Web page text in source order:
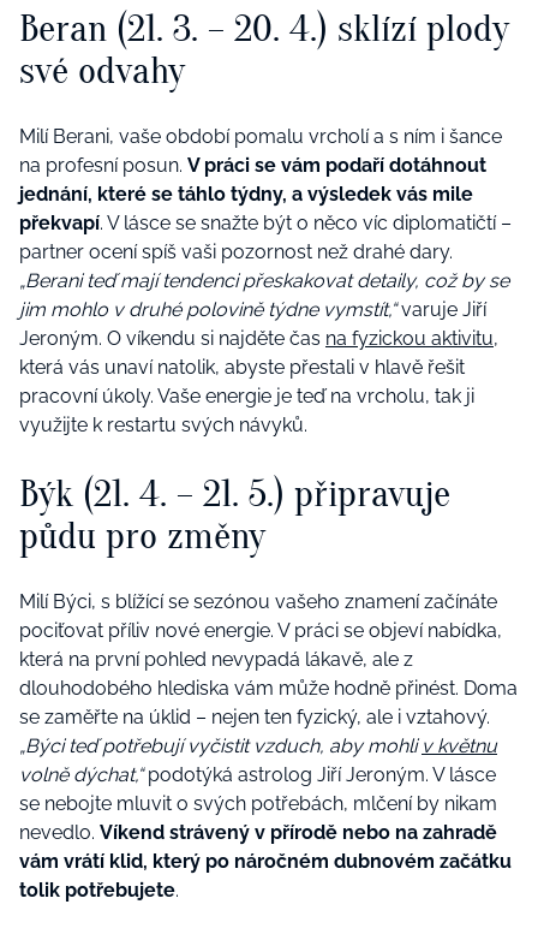
Beran (21. 3. – 20. 4.) sklízí plody
své odvahy
Milí Berani, vaše období pomalu vrcholí a s ním i šance
na profesní posun. V práci se vám podaří dotáhnout
jednání, které se táhlo týdny, a výsledek vás mile
překvapí. V lásce se snažte být o něco víc diplomatičtí –
partner ocení spíš vaši pozornost než drahé dary.
„Berani teď mají tendenci přeskakovat detaily, což by se
jim mohlo v druhé polovině týdne vymstít,“varuje Jiří
Jeroným. O víkendu si najděte čas na fyzickou aktivitu,
která vás unaví natolik, abyste přestali v hlavě řešit
pracovní úkoly. Vaše energie je teď na vrcholu, tak ji
využijte k restartu svých návyků.
Býk (21. 4. – 21. 5.) připravuje
půdu pro změny
Milí Býci, s blížící se sezónou vašeho znamení začínáte
pociťovat příliv nové energie. V práci se objeví nabídka,
která na první pohled nevypadá lákavě, ale z
dlouhodobého hlediska vám může hodně přinést. Doma
se zaměřte na úklid – nejen ten fyzický, ale i vztahový.
„Býci teď potřebují vyčistit vzduch, aby mohli v květnu
volně dýchat,“podotýká astrolog Jiří Jeroným. V lásce
se nebojte mluvit o svých potřebách, mlčení by nikam
nevedlo. Víkend strávený v přírodě nebo na zahradě
vám vrátí klid, který po náročném dubnovém začátku
tolik potřebujete.